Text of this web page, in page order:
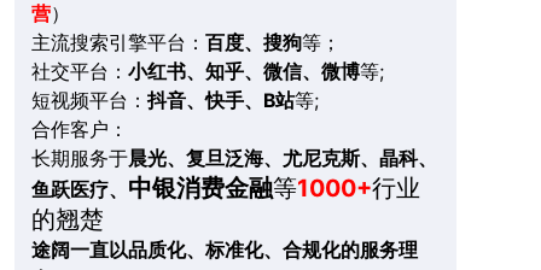
营）
主流搜索引擎平台： 百度、搜狗等；
社交平台： 小红书、知乎、微信、微博等;
短视频平台：抖音、快手、B站等;
合作客户：
长期服务于晨光、复旦泛海、尤尼克斯、晶科、
鱼跃医疗、 中银消费金融等1000+行业
的翘楚
途阔一直以品质化、标准化、合规化的服务理